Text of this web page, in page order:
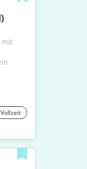
"...JavaScript-Grundkenntnisse, Erfahrung mit
Vollzeit